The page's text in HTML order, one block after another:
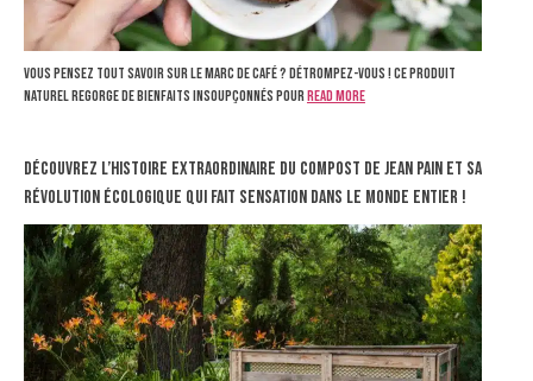
Vous pensez tout savoir sur le marc de café ? Détrompez-vous ! Ce produit
naturel regorge de bienfaits insoupçonnés pourRead more
Découvrez l’histoire extraordinaire du compost de Jean Pain et sa
révolution écologique qui fait sensation dans le monde entier !